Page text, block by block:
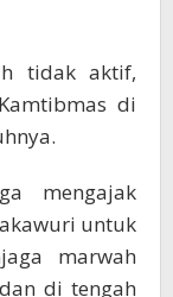
tidak aktif,
di
mengajak
untuk
marwah
di tengah